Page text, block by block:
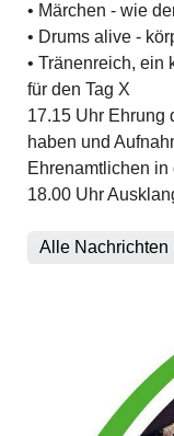
• Märchen - wie
• Drums alive -
• Tränenreich, ein
für den Tag X
17.15 Uhr Ehrung
haben und
Ehrenamtlichen in
18.00 Uhr
Alle Nachrichten